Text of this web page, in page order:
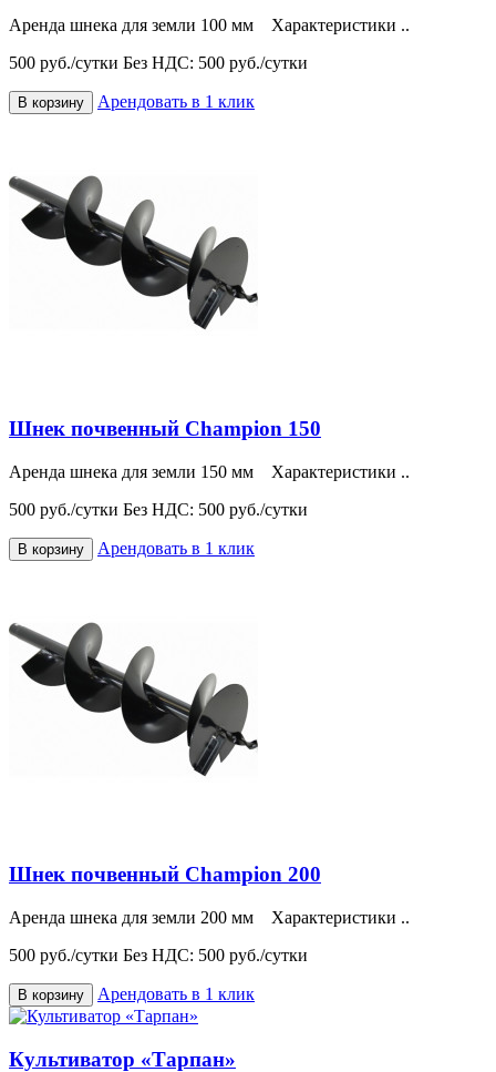
Аренда шнека для земли 100 мм Характеристики ..
500 руб./сутки Без НДС: 500 руб./сутки
В корзину Арендовать в 1 клик
Шнек почвенный Champion 150
Аренда шнека для земли 150 мм Характеристики ..
500 руб./сутки Без НДС: 500 руб./сутки
В корзину Арендовать в 1 клик
Шнек почвенный Champion 200
Аренда шнека для земли 200 мм Характеристики ..
500 руб./сутки Без НДС: 500 руб./сутки
В корзину Арендовать в 1 клик
Культиватор «Тарпан»